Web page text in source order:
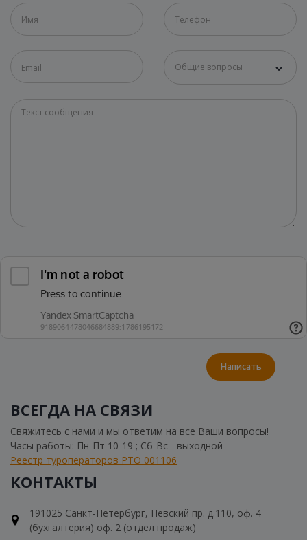
Общие вопросы
Написать
ВСЕГДА НА СВЯЗИ
Свяжитесь с нами и мы ответим на все Ваши вопросы!
Часы работы: Пн-Пт 10-19 ; Сб-Вс - выходной
Реестр туроператоров РТО 001106
КОНТАКТЫ
191025 Санкт-Петербург, Невский пр. д.110, оф. 4
(бухгалтерия) оф. 2 (отдел продаж)